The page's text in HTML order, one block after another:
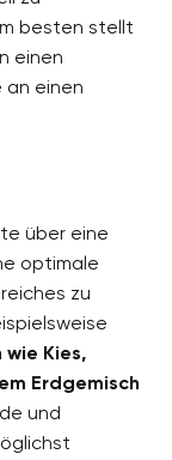
besten stellt
einen
an einen
über eine
optimale
zu
Kies,
Erdgemisch
und